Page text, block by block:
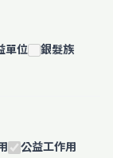
單位
銀髮族
公益工作用